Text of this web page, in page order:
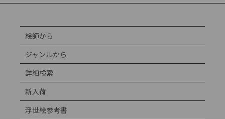
絵師から
ジャンルから
詳細検索
新入荷
浮世絵参考書